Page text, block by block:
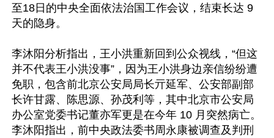
至18日的中央全面依法治国工作会议，结束长达 9
天的隐身。
李沐阳分析指出，王小洪重新回到公众视线，“但这
并不代表王小洪没事”，因为王小洪身边亲信纷纷遭
免职，包含前北京公安局局长亓延军、公安部副部
长许甘露、陈思源、孙茂利等，其中北京市公安局
办公室党委书记董亦军更是在今年 10 月突然病亡。
李沐阳指出，前中央政法委书周永康被调查及判刑